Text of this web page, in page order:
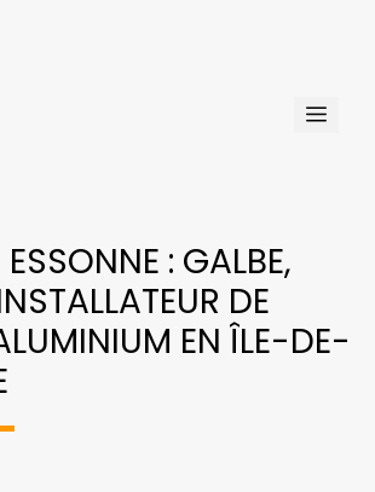
: GALBE,
DE
EN ÎLE-DE-